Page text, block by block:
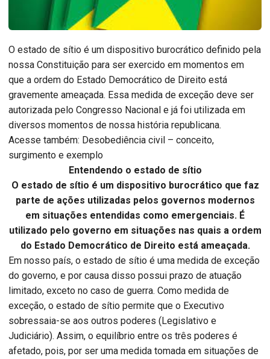
O estado de sítio é um dispositivo burocrático definido pela
nossa Constituição para ser exercido em momentos em
que a ordem do Estado Democrático de Direito está
gravemente ameaçada. Essa medida de exceção deve ser
autorizada pelo Congresso Nacional e já foi utilizada em
diversos momentos de nossa história republicana.
Acesse também: Desobediência civil – conceito,
surgimento e exemplo
Entendendo o estado de sítio
O estado de sítio é um dispositivo burocrático que faz
parte de ações utilizadas pelos governos modernos
em situações entendidas como emergenciais. É
utilizado pelo governo em situações nas quais a ordem
do Estado Democrático de Direito está ameaçada.
Em nosso país, o estado de sítio é uma medida de exceção
do governo, e por causa disso possui prazo de atuação
limitado, exceto no caso de guerra. Como medida de
exceção, o estado de sítio permite que o Executivo
sobressaia-se aos outros poderes (Legislativo e
Judiciário). Assim, o equilíbrio entre os três poderes é
afetado, pois, por ser uma medida tomada em situações de